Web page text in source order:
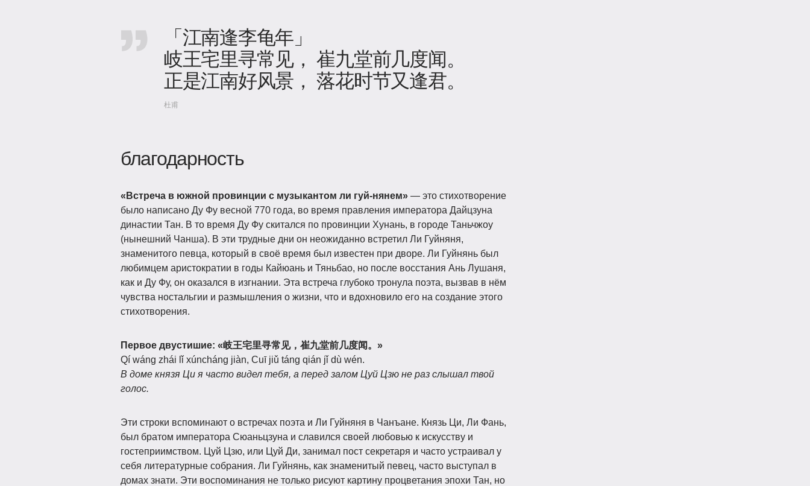
「江南逢李龟年」
岐王宅里寻常见， 崔九堂前几度闻。
正是江南好风景， 落花时节又逢君。
杜甫
благодарность
«Встреча в южной провинции с музыкантом ли гуй-нянем» — это стихотворение
было написано Ду Фу весной 770 года, во время правления императора Дайцзуна
династии Тан. В то время Ду Фу скитался по провинции Хунань, в городе Таньчжоу
(нынешний Чанша). В эти трудные дни он неожиданно встретил Ли Гуйняня,
знаменитого певца, который в своё время был известен при дворе. Ли Гуйнянь был
любимцем аристократии в годы Кайюань и Тяньбао, но после восстания Ань Лушаня,
как и Ду Фу, он оказался в изгнании. Эта встреча глубоко тронула поэта, вызвав в нём
чувства ностальгии и размышления о жизни, что и вдохновило его на создание этого
стихотворения.
Первое двустишие: «岐王宅里寻常见，崔九堂前几度闻。»
Qí wáng zhái lǐ xúncháng jiàn, Cuī jiǔ táng qián jǐ dù wén.
В доме князя Ци я часто видел тебя, а перед залом Цуй Цзю не раз слышал твой
голос.
Эти строки вспоминают о встречах поэта и Ли Гуйняня в Чанъане. Князь Ци, Ли Фань,
был братом императора Сюаньцзуна и славился своей любовью к искусству и
гостеприимством. Цуй Цзю, или Цуй Ди, занимал пост секретаря и часто устраивал у
себя литературные собрания. Ли Гуйнянь, как знаменитый певец, часто выступал в
домах знати. Эти воспоминания не только рисуют картину процветания эпохи Тан, но